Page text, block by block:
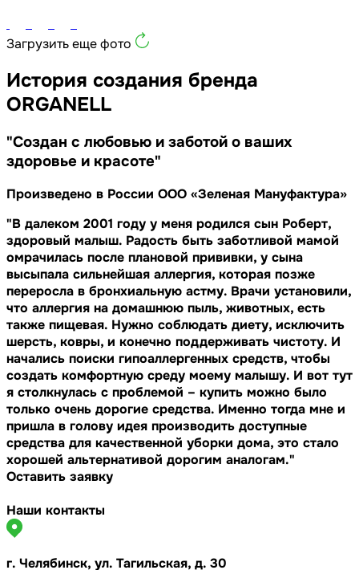
Загрузить еще фото
История создания бренда
ORGANЕLL
"Создан с любовью и заботой о ваших
здоровье и красоте"
Произведено в России ООО «Зеленая Мануфактура»
"В далеком 2001 году у меня родился сын Роберт,
здоровый малыш. Радость быть заботливой мамой
омрачилась после плановой прививки, у сына
высыпала сильнейшая аллергия, которая позже
переросла в бронхиальную астму. Врачи установили,
что аллергия на домашнюю пыль, животных, есть
также пищевая. Нужно соблюдать диету, исключить
шерсть, ковры, и конечно поддерживать чистоту. И
начались поиски гипоаллергенных средств, чтобы
создать комфортную среду моему малышу. И вот тут
я столкнулась с проблемой – купить можно было
только очень дорогие средства. Именно тогда мне и
пришла в голову идея производить доступные
средства для качественной уборки дома, это стало
хорошей альтернативой дорогим аналогам."
Оставить заявку
Наши контакты
г. Челябинск, ул. Тагильская, д. 30